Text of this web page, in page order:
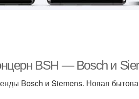
BSH — Bosch и
Bosch и Siemens. Новая